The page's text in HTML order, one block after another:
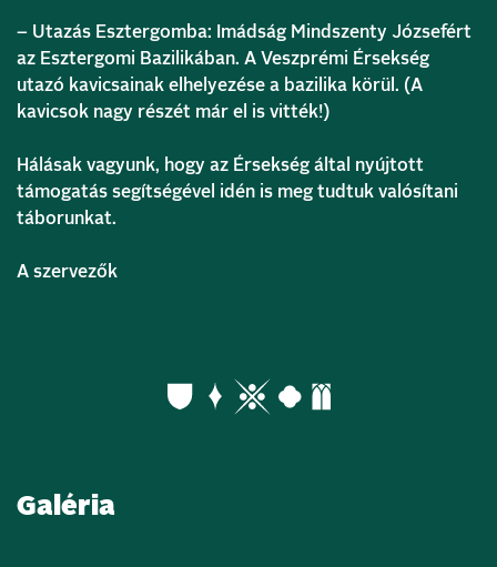
– Utazás Esztergomba: Imádság Mindszenty Józsefért
az Esztergomi Bazilikában. A Veszprémi Érsekség
utazó kavicsainak elhelyezése a bazilika körül. (A
kavicsok nagy részét már el is vitték!)
Hálásak vagyunk, hogy az Érsekség által nyújtott
támogatás segítségével idén is meg tudtuk valósítani
táborunkat.
A szervezők
Galéria